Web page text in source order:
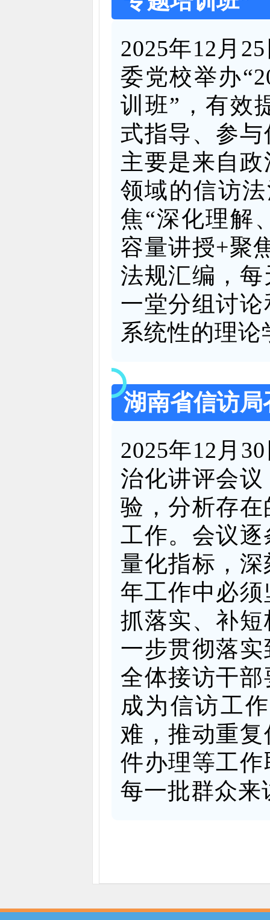
2025年12月
委党校举办
训班”，有效
式指导、参
主要是来自
领域的信访
焦“深化理解
容量讲授+聚
法规汇编，
一堂分组讨
系统性的理
湖南省信访
2025年12月
治化讲评会
验，分析存
工作。会议
量化指标，
年工作中必
抓落实、补
一步贯彻落
全体接访干
成为信访工
难，推动重
件办理等工
每一批群众来